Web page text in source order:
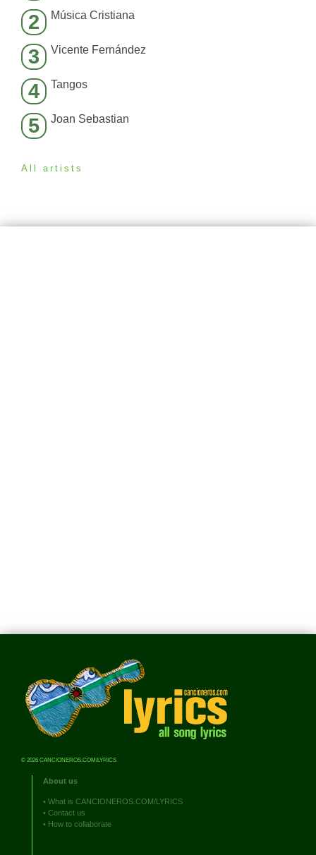
2 Música Cristiana
3 Vicente Fernández
4 Tangos
5 Joan Sebastian
All artists
© 2026 CANCIONEROS.COM/LYRICS
About us
• What is CANCIONEROS.COM/LYRICS
• Contact us
• How to collaborate